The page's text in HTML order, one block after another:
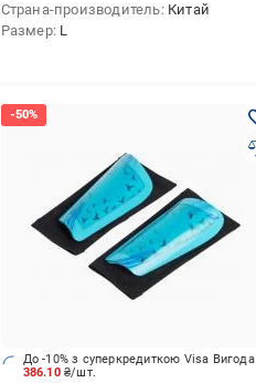
Страна-производитель Китай
Размер L
386.10₴/шт.
До -10% з суперкредиткою Visa Вигода